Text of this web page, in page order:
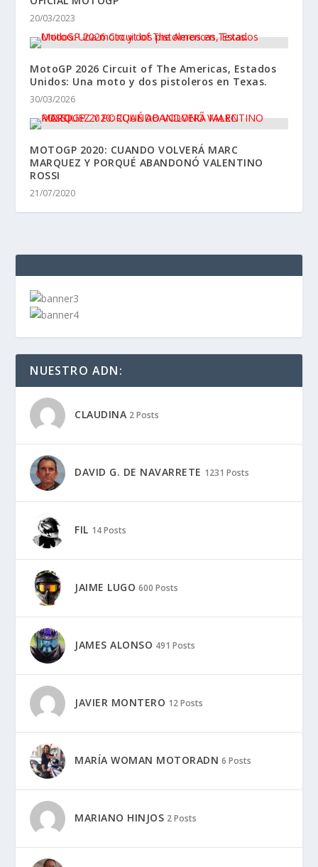
20/03/2023
MotoGP 2026 Circuit of The Americas, Estados
Unidos: Una moto y dos pistoleros en Texas.
30/03/2026
MOTOGP 2020: CUANDO VOLVERÁ MARC
MARQUEZ Y PORQUÉ ABANDONÓ VALENTINO
ROSSI
21/07/2020
NUESTRO ADN:
CLAUDINA 2 Posts
DAVID G. DE NAVARRETE 1231 Posts
FIL 14 Posts
JAIME LUGO 600 Posts
JAMES ALONSO 491 Posts
JAVIER MONTERO 12 Posts
MARÍA WOMAN MOTORADN 6 Posts
MARIANO HINJOS 2 Posts